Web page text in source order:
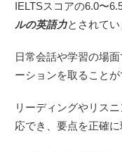
IELTSスコアの6.0〜6.5
ルの英語力とされてい
日常会話や学習の場
ーションを取ることが
リーディングやリス
応でき、要点を正確に